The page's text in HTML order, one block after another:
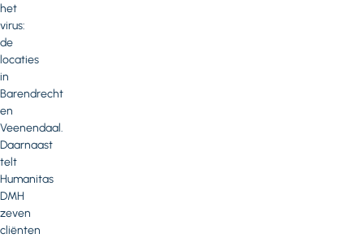
het
virus:
de
locaties
in
Barendrecht
en
Veenendaal.
Daarnaast
telt
Humanitas
DMH
zeven
cliënten